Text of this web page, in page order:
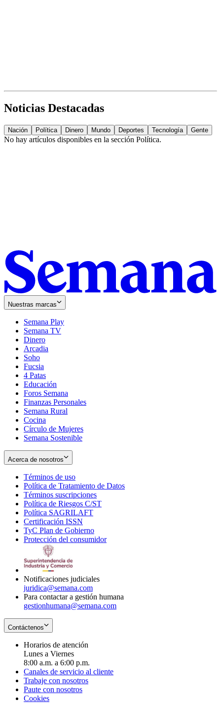
Noticias Destacadas
Nación Política Dinero Mundo Deportes Tecnología Gente
No hay artículos disponibles en la sección Política.
Nuestras marcas
Semana Play
Semana TV
Dinero
Arcadia
Soho
in
new
window
Fucsia
in
new
window
4 Patas
Educación
Foros Semana
Finanzas Personales
Semana Rural
Cocina
Círculo de Mujeres
Semana Sostenible
Acerca de nosotros
Términos de uso
in
new
window
Política de Tratamiento de Datos
Términos suscripciones
in
Política de Riesgos C/ST
Política SAGRILAFT
new
window
Certificación ISSN
in
new
TyC Plan de Gobierno
in
Protección del consumidorOpens
Notificaciones judiciales
juridica@semana.com
Para contactar a gestión humana
gestionhumana@semana.com
Contáctenos
Horarios de atención
Lunes a Viernes
8:00 a.m. a 6:00 p.m.
Canales de servicio al cliente
Trabaje con nosotros
Paute con nosotros
Cookies